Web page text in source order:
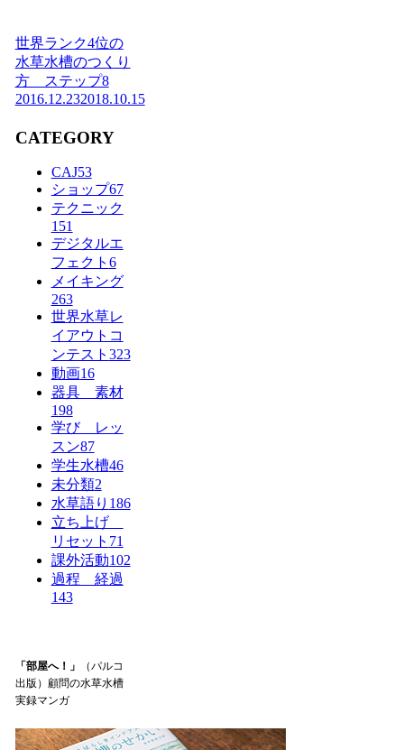
世界ランク4位の
水草水槽のつくり
方 ステップ8
2016.12.232018.10.15
CATEGORY
CAJ53
ショップ67
テクニック
151
デジタルエ
フェクト 6
メイキング
263
世界水草レ
イアウトコ
ンテスト 323
動画16
器具 素材
198
学び レッ
スン87
学生水槽46
未分類2
水草語り 186
立ち上げ
リセット 71
課外活動102
過程 経過
143
「部屋へ！」
（パルコ
出版）顧問の水草水槽
実録マンガ